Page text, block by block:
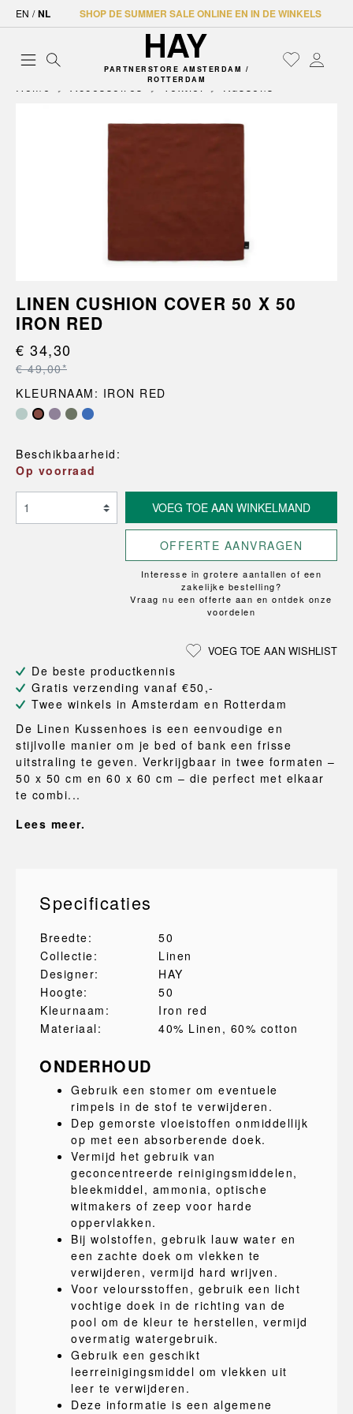
EN / NL SHOP DE SUMMER SALE ONLINE EN IN DE WINKELS
PARTNERSTORE AMSTERDAM /
ROTTERDAM
Home Accessoires Textiel Kussens
LINEN CUSHION COVER 50 X 50
IRON RED
€ 34,30
€ 49,00*
KLEURNAAM: IRON RED
Beschikbaarheid:
Op voorraad
VOEG TOE AAN WINKELMAND
OFFERTE AANVRAGEN
Interesse in grotere aantallen of een
zakelijke bestelling?
Vraag nu een offerte aan en ontdek onze
voordelen
VOEG TOE AAN WISHLIST
De beste productkennis
Gratis verzending vanaf €50,-
Twee winkels in Amsterdam en Rotterdam
De Linen Kussenhoes is een eenvoudige en
stijlvolle manier om je bed of bank een frisse
uitstraling te geven. Verkrijgbaar in twee formaten –
50 x 50 cm en 60 x 60 cm – die perfect met elkaar
te combi...
Lees meer.
Specificaties
Breedte:
50
Collectie:
Linen
Designer:
HAY
Hoogte:
50
Kleurnaam:
Iron red
Materiaal:
40% Linen , 60% cotton
ONDERHOUD
Gebruik een stomer om eventuele
rimpels in de stof te verwijderen.
Dep gemorste vloeistoffen onmiddellijk
op met een absorberende doek.
Vermijd het gebruik van
geconcentreerde reinigingsmiddelen,
bleekmiddel, ammonia, optische
witmakers of zeep voor harde
oppervlakken.
Bij wolstoffen, gebruik lauw water en
een zachte doek om vlekken te
verwijderen, vermijd hard wrijven.
Voor veloursstoffen, gebruik een licht
vochtige doek in de richting van de
pool om de kleur te herstellen, vermijd
overmatig watergebruik.
Gebruik een geschikt
leerreinigingsmiddel om vlekken uit
leer te verwijderen.
Deze informatie is een algemene